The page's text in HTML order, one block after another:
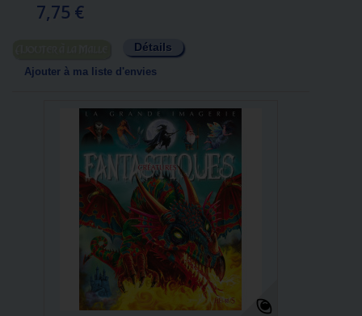
7,75 €
Détails
Ajouter à ma liste d'envies